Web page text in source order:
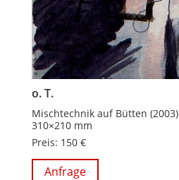
o. T.
Mischtechnik auf Bütten (2003)
310×210 mm
Preis: 150 €
Anfrage